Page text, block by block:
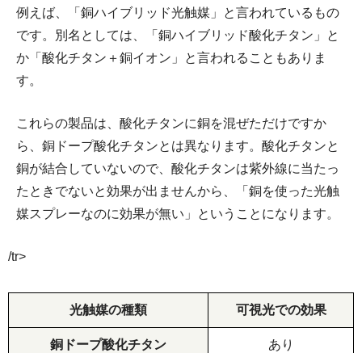
例えば、「銅ハイブリッド光触媒」と言われているもの
です。別名としては、「銅ハイブリッド酸化チタン」と
か「酸化チタン＋銅イオン」と言われることもありま
す。
これらの製品は、酸化チタンに銅を混ぜただけですか
ら、銅ドープ酸化チタンとは異なります。酸化チタンと
銅が結合していないので、酸化チタンは紫外線に当たっ
たときでないと効果が出ませんから、「銅を使った光触
媒スプレーなのに効果が無い」ということになります。
/tr>
光触媒の種類 可視光での効果
銅ドープ酸化チタン あり